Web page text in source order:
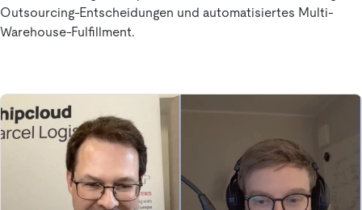
Outsourcing-Entscheidungen und automatisiertes Multi-
Warehouse-Fulfillment.